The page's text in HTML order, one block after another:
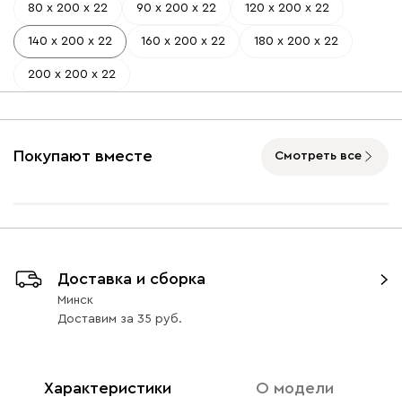
80 х 200 х 22 90 х 200 х 22 120 х 200 х 22
140 х 200 х 22 160 х 200 х 22 180 х 200 х 22
200 х 200 х 22
Покупают вместе Смотреть все
Доставка и сборка
Минск
Доставим за 35
Характеристики О модели